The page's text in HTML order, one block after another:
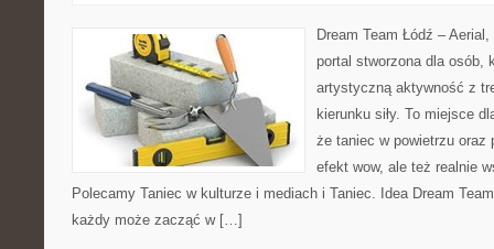
Dream Team Łódź –
portal stworzona dla osób,
artystyczną aktywność z
kierunku siły. To miejsce
że taniec w powietrzu oraz
efekt wow, ale też realnie
Polecamy Taniec w kulturze i mediach i Taniec. Idea Dream
każdy może zacząć w […]